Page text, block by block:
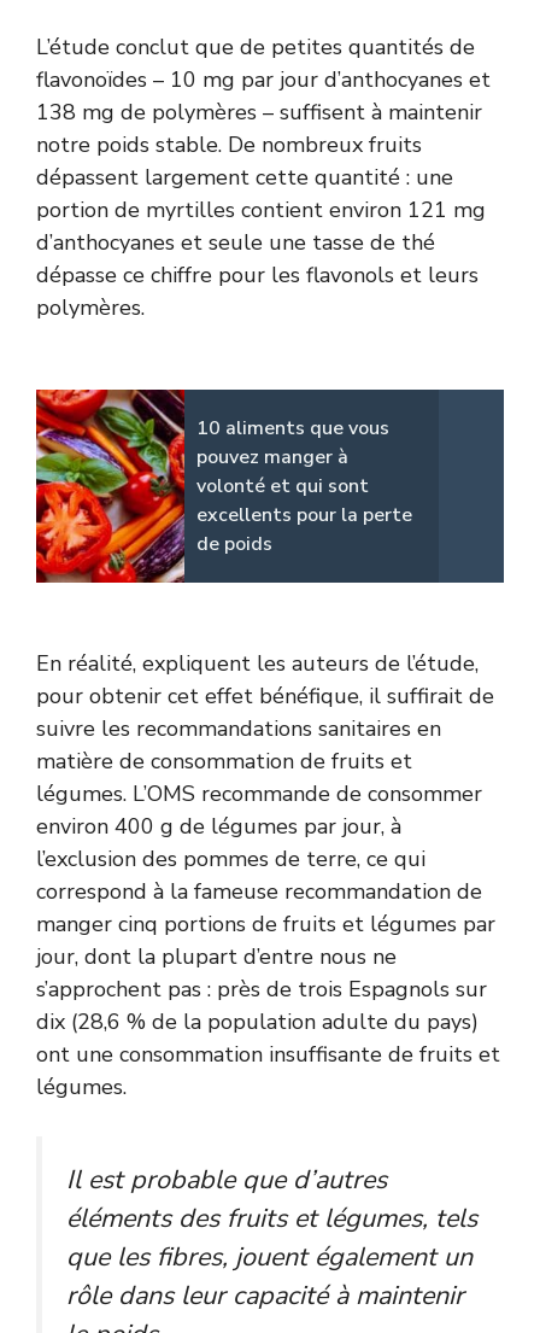
L’étude conclut que de petites quantités de
flavonoïdes – 10 mg par jour d’anthocyanes et
138 mg de polymères – suffisent à maintenir
notre poids stable. De nombreux fruits
dépassent largement cette quantité : une
portion de myrtilles contient environ 121 mg
d’anthocyanes et seule une tasse de thé
dépasse ce chiffre pour les flavonols et leurs
polymères.
10 aliments que vous
pouvez manger à
volonté et qui sont
excellents pour la perte
de poids
En réalité, expliquent les auteurs de l’étude,
pour obtenir cet effet bénéfique, il suffirait de
suivre les recommandations sanitaires en
matière de consommation de fruits et
légumes. L’OMS recommande de consommer
environ 400 g de légumes par jour, à
l’exclusion des pommes de terre, ce qui
correspond à la fameuse recommandation de
manger cinq portions de fruits et légumes par
jour, dont la plupart d’entre nous ne
s’approchent pas : près de trois Espagnols sur
dix (28,6 % de la population adulte du pays)
ont une consommation insuffisante de fruits et
légumes.
Il est probable que d’autres
éléments des fruits et légumes, tels
que les fibres, jouent également un
rôle dans leur capacité à maintenir